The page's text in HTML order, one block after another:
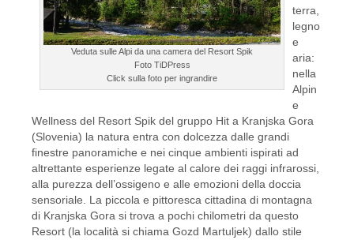
Veduta sulle Alpi da una camera del Resort Spik
Foto TiDPress
Click sulla foto per ingrandire
terra,
legno
e
aria:
nella
Alpin
e
Wellness del Resort Spik del gruppo Hit a Kranjska Gora
(Slovenia) la natura entra con dolcezza dalle grandi
finestre panoramiche e nei cinque ambienti ispirati ad
altrettante esperienze legate al calore dei raggi infrarossi,
alla purezza dell’ossigeno e alle emozioni della doccia
sensoriale. La piccola e pittoresca cittadina di montagna
di Kranjska Gora si trova a pochi chilometri da questo
Resort (la località si chiama Gozd Martuljek) dallo stile